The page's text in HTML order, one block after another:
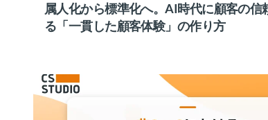
属人化から標準化へ。AI時代に顧客の信
る「一貫した顧客体験」の作り方